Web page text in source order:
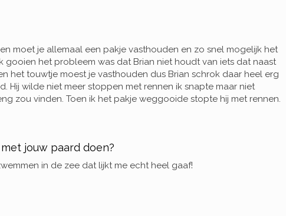
moet je allemaal een pakje vasthouden en zo snel mogelijk het
het probleem was dat Brian niet houdt van iets dat naast
het touwtje moest je vasthouden dus Brian schrok daar heel erg
Hij wilde niet meer stoppen met rennen ik snapte maar niet
zou vinden. Toen ik het pakje weggooide stopte hij met rennen.
jouw paard doen?
in de zee dat lijkt me echt heel gaaf!